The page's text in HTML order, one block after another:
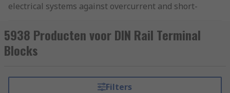
electrical systems against overcurrent and short-
standard-size metal rail on to which terminals
are mounted in a control cabinet. You can find out
more in our complete
5938 Producten voor DIN Rail Terminal
Blocks
Filters